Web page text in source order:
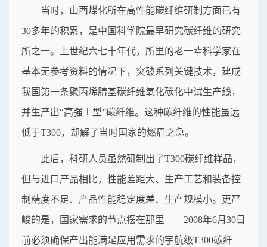
当时，山西煤化所在高性能碳纤维研制方面已有
30多年的积累，是中国科学院最早研究碳纤维的研究
所之一。上世纪六七十年代，所里的老一辈科学家在
基本无参考资料的情况下，突破系列关键技术，建成
我国第一条聚丙烯腈基碳纤维氧化碳化中试生产线，
并生产出“高强Ⅰ型”碳纤维。这种碳纤维的性能虽远
低于T300，却解了当时国家的燃眉之急。
此后，科研人员虽然研制出了T300碳纤维样品，
但与进口产品相比，性能差距大、生产工艺和装备控
制精度不足、产品性能稳定度差、生产规模小。更严
峻的是，国家需求的节点摆在那里——2008年6月30日
前必须确保产出能满足应用需求的宇航级T300碳纤